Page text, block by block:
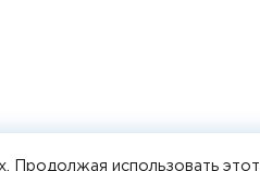
Продолжая использовать этот